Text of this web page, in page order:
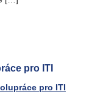
pro ITI
pro ITI